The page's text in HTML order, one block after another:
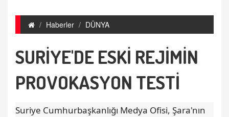
Haberler DÜNYA
SURİYE'DE ESKİ REJİMİN
PROVOKASYON TESTİ
Suriye Cumhurbaşkanlığı Medya Ofisi, Şara'nın